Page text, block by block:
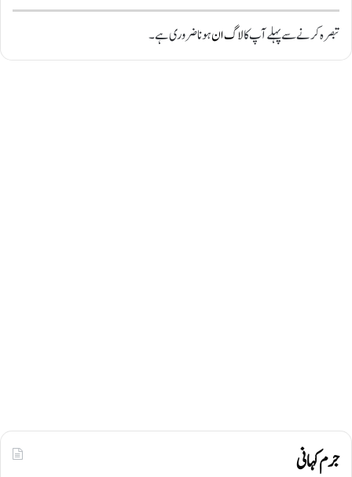
تبصرہ کرنے سے پہلے آپ کالاگ انہونا ضروری ہے۔
جرم کہانی